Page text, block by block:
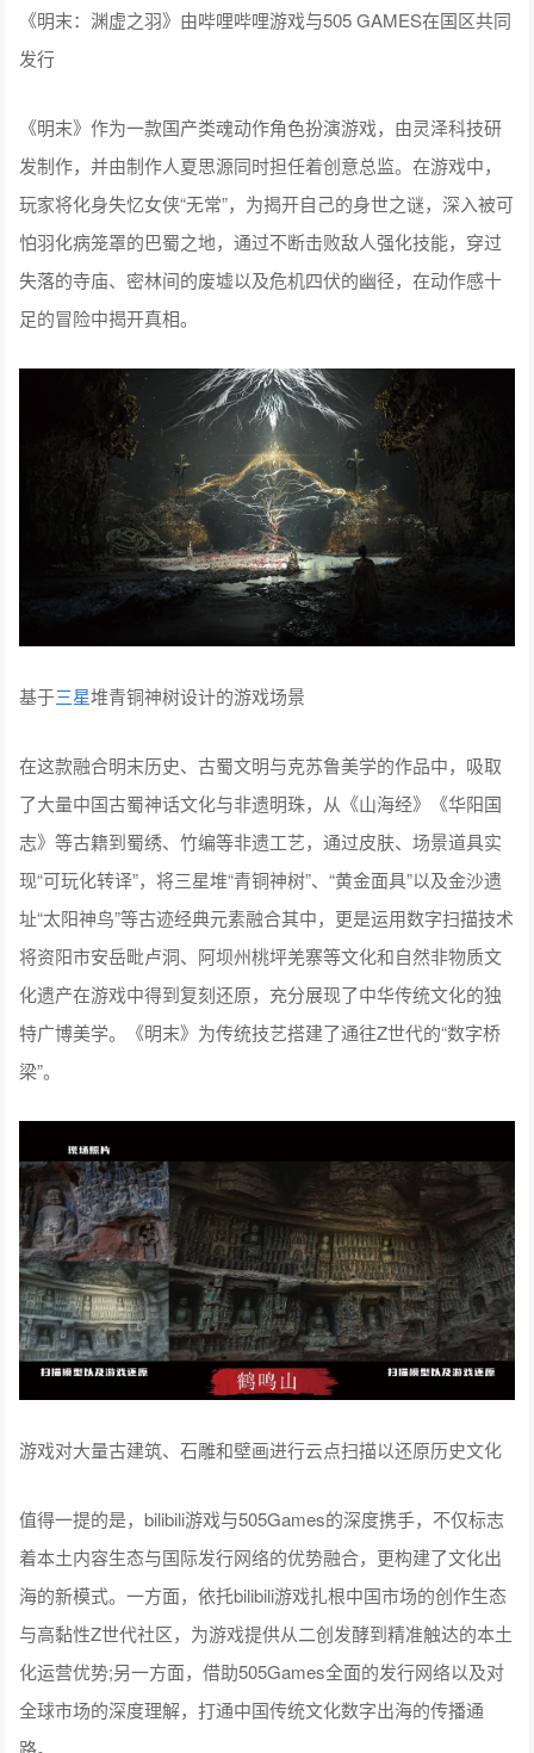
《明末：渊虚之羽》由哔哩哔哩游戏与505 GAMES在国区共同
发行
《明末》作为一款国产类魂动作角色扮演游戏，由灵泽科技研
发制作，并由制作人夏思源同时担任着创意总监。在游戏中，
玩家将化身失忆女侠“无常”，为揭开自己的身世之谜，深入被可
怕羽化病笼罩的巴蜀之地，通过不断击败敌人强化技能，穿过
失落的寺庙、密林间的废墟以及危机四伏的幽径，在动作感十
足的冒险中揭开真相。
基于三星堆青铜神树设计的游戏场景
在这款融合明末历史、古蜀文明与克苏鲁美学的作品中，吸取
了大量中国古蜀神话文化与非遗明珠，从《山海经》《华阳国
志》等古籍到蜀绣、竹编等非遗工艺，通过皮肤、场景道具实
现“可玩化转译”，将三星堆“青铜神树”、“黄金面具”以及金沙遗
址“太阳神鸟”等古迹经典元素融合其中，更是运用数字扫描技术
将资阳市安岳毗卢洞、阿坝州桃坪羌寨等文化和自然非物质文
化遗产在游戏中得到复刻还原，充分展现了中华传统文化的独
特广博美学。《明末》为传统技艺搭建了通往Z世代的“数字桥
梁”。
游戏对大量古建筑、石雕和壁画进行云点扫描以还原历史文化
值得一提的是，bilibili游戏与505Games的深度携手，不仅标志
着本土内容生态与国际发行网络的优势融合，更构建了文化出
海的新模式。一方面，依托bilibili游戏扎根中国市场的创作生态
与高黏性Z世代社区，为游戏提供从二创发酵到精准触达的本土
化运营优势;另一方面，借助505Games全面的发行网络以及对
全球市场的深度理解，打通中国传统文化数字出海的传播通
路。